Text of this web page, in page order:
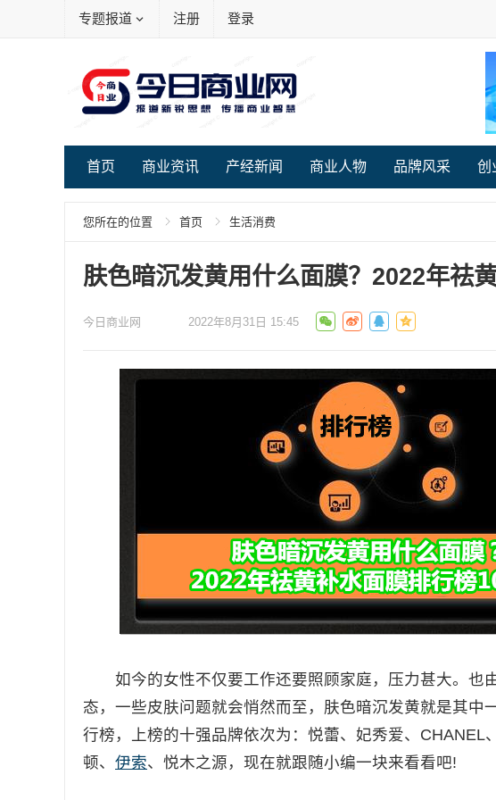
专题报道 注册 登录
首页 商业资讯 产经新闻 商业人物 品牌风采 创
您所在的位置 首页 生活消费
肤色暗沉发黄用什么面膜？2022年祛
今日商业网 2022年8月31日 15:45
如今的女性不仅要工作还要照顾家庭，压力甚大。也
态，一些皮肤问题就会悄然而至，肤色暗沉发黄就是其中
行榜，上榜的十强品牌依次为：悦蕾、妃秀爱、CHANEL
顿、 伊索、悦木之源，现在就跟随小编一块来看看吧!